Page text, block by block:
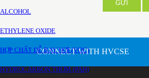
ALCOHOL
ETHYLENE OXIDE
HỢP CHẤT DỄ BAY HƠI (VOC)
HYDROCARBON THƠM (PAH)
GỬI
CONNECT WITH HVCSE